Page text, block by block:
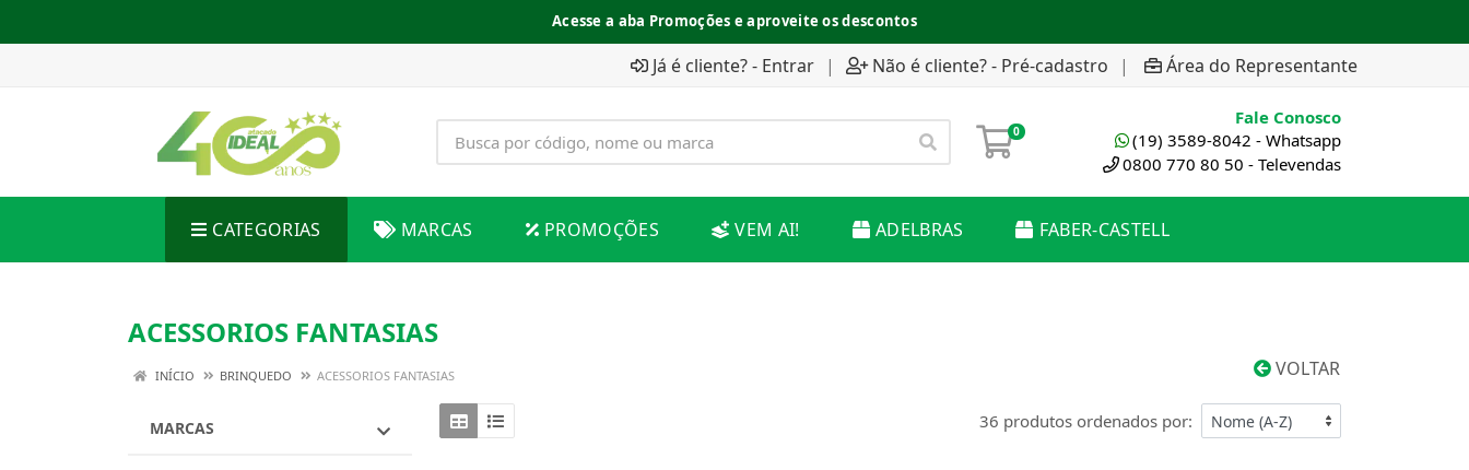
Acesse a aba Promoções e aproveite os descontos
Já é cliente? - Entrar | Não é cliente? - Pré-cadastro | Área do Representante
0
Fale Conosco
(19) 3589-8042 - Whatsapp
0800 770 80 50 - Televendas
CATEGORIAS MARCAS PROMOÇÕES VEM AI! ADELBRAS FABER-CASTELL
ACESSORIOS FANTASIAS
VOLTAR
INÍCIO BRINQUEDO ACESSORIOS FANTASIAS
MARCAS 36 produtos ordenados por: